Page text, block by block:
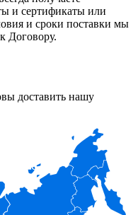
и сертификаты или
и сроки поставки мы
Договору.
доставить нашу